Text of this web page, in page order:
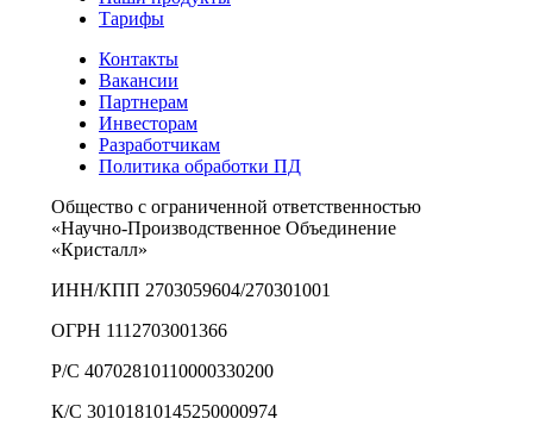
Тарифы
Контакты
Вакансии
Партнерам
Инвесторам
Разработчикам
Политика обработки ПД
Общество с ограниченной ответственностью
«Научно-Производственное Объединение
«Кристалл»
ИНН/КПП 2703059604/270301001
ОГРН 1112703001366
Р/С 40702810110000330200
К/С 30101810145250000974